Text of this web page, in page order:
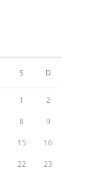
S D
1 2
8 9
15 16
22 23